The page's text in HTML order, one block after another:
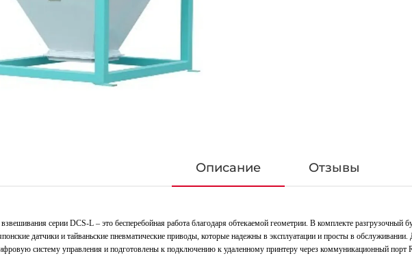
Описание Отзывы
серии DCS-L – это бесперебойная работа благодаря обтекаемой геометрии. В комплекте
датчики и тайваньские пневматические приводы, которые надежны в эксплуатации и просты в
систему управления и подготовлены к подключению к удаленному принтеру через коммуникационный порт